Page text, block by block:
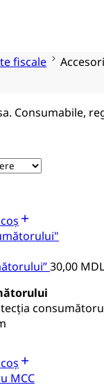
fiscale
Consumabile,
30,00 MDL